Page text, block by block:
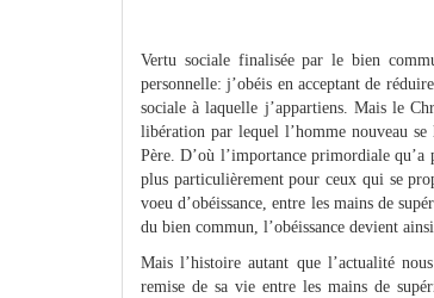
Vertu sociale finalisée par le bien
personnelle: j’obéis en acceptant de
sociale à laquelle j’appartiens. Mais le
libération par lequel l’homme nouveau
Père. D’où l’importance primordiale qu’a
plus particulièrement pour ceux qui se
voeu d’obéissance, entre les mains de
du bien commun, l’obéissance devient
Mais l’histoire autant que l’actualité
remise de sa vie entre les mains de